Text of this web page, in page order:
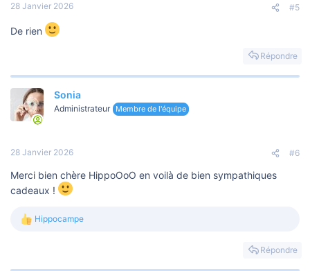
28 Janvier 2026 #5
De rien
Répondre
Sonia
Administrateur Membre de l'équipe
28 Janvier 2026 #6
Merci bien chère HippoOoO en voilà de bien sympathiques
cadeaux !
L
é
Hippocampe
Répondre